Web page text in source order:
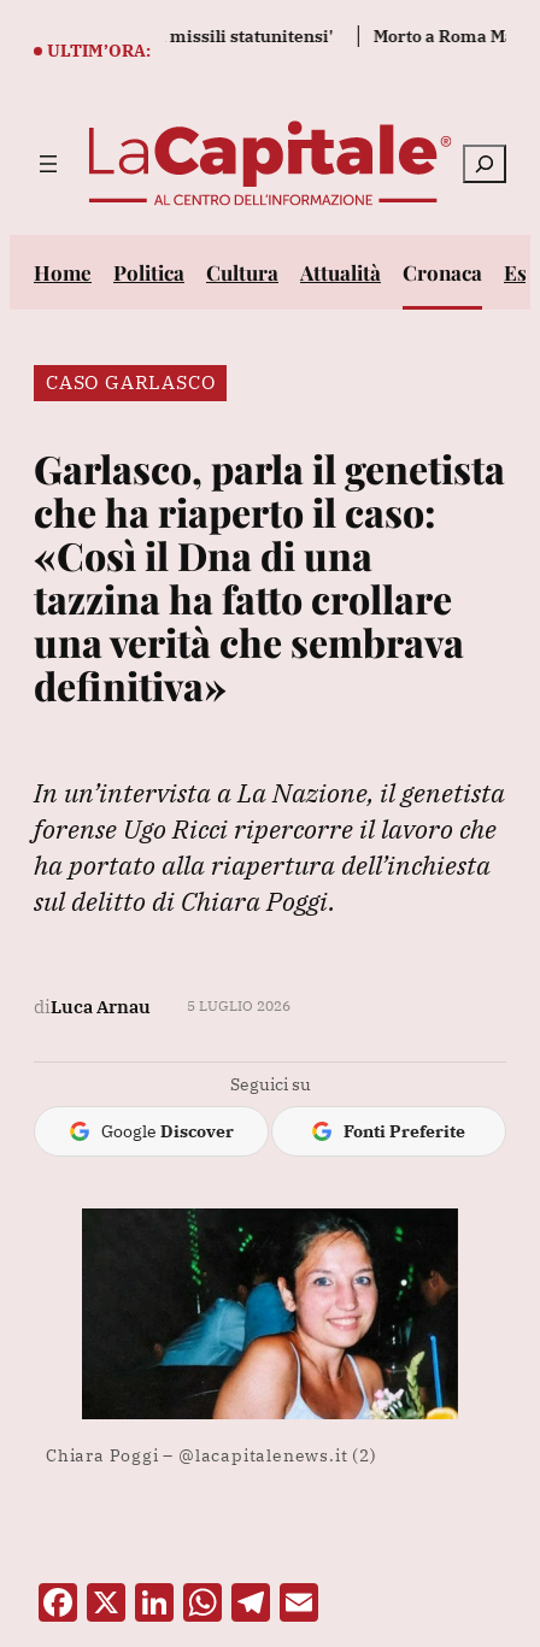
ULTIM’ORA:
le scorte di missili statunitensi' Morto a Roma
Cerca
Home Politica Cultura Attualità Cronaca
CASO GARLASCO
Garlasco, parla il genetista
che ha riaperto il caso:
«Così il Dna di una
tazzina ha fatto crollare
una verità che sembrava
definitiva»
In un’intervista a La Nazione, il genetista
forense Ugo Ricci ripercorre il lavoro che
ha portato alla riapertura dell’inchiesta
sul delitto di Chiara Poggi.
diLuca Arnau 5 LUGLIO 2026
Seguici su
Google Discover Fonti Preferite
Chiara Poggi – @lacapitalenews.it (2)
F X Li W T